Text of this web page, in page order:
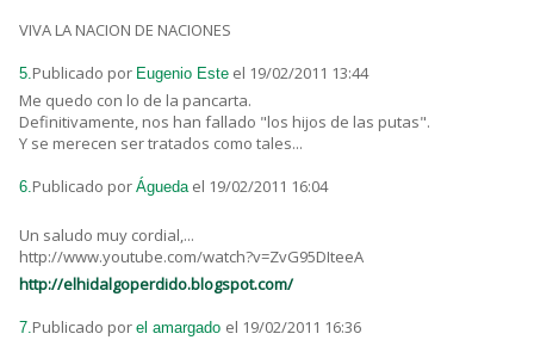
VIVA LA NACION DE NACIONES
5.Publicado por Eugenio Este el 19/02/2011 13:44
Me quedo con lo de la pancarta.
Definitivamente, nos han fallado "los hijos de las putas".
Y se merecen ser tratados como tales...
6.Publicado por Águeda el 19/02/2011 16:04
Un saludo muy cordial,...
http://www.youtube.com/watch?v=ZvG95DIteeA
http://elhidalgoperdido.blogspot.com/
7.Publicado por el amargado el 19/02/2011 16:36